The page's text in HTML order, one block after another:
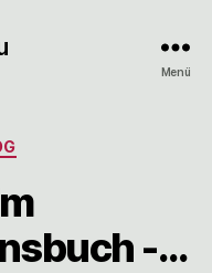
Menü
-…